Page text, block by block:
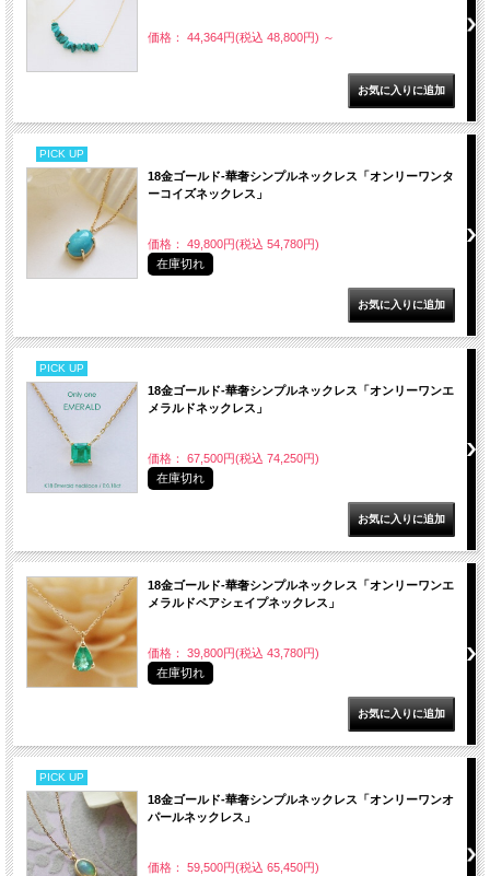
価格： 44,364円(税込 48,800円) ～
PICK UP
18金ゴールド-華奢シンプルネックレス「オンリーワンタ
ーコイズネックレス」
価格： 49,800円(税込 54,780円)
在庫切れ
PICK UP
18金ゴールド-華奢シンプルネックレス「オンリーワンエ
メラルドネックレス」
価格： 67,500円(税込 74,250円)
在庫切れ
18金ゴールド-華奢シンプルネックレス「オンリーワンエ
メラルドペアシェイプネックレス」
価格： 39,800円(税込 43,780円)
在庫切れ
PICK UP
18金ゴールド-華奢シンプルネックレス「オンリーワンオ
パールネックレス」
価格： 59,500円(税込 65,450円)